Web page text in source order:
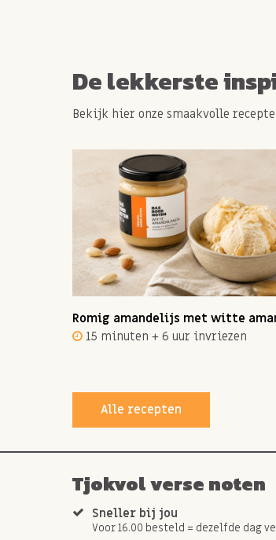
De lekkerste
Bekijk hier onze smaakvolle
Romig amandelijs met witte
15 minuten + 6 uur invriezen
Alle recepten
Tjokvol verse noten
Sneller bij jou
Voor 16.00 besteld = dezelfde dag